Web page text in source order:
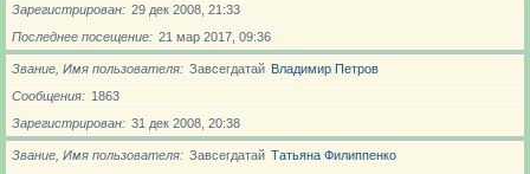
Зарегистрирован
29 дек 2008, 21:33
Последнее посещение
21 мар 2017, 09:36
Звание, Имя пользователя Завсегдатай Владимир Петров
Сообщения
1863
Зарегистрирован
31 дек 2008, 20:38
Звание, Имя пользователя Завсегдатай Татьяна Филиппенко